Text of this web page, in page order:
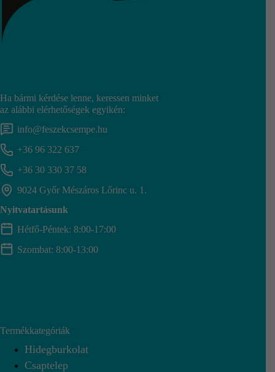
Ha bármi kérdése lenne, keressen minket
az alábbi elérhetőségek egyikén:
info@feszekcsempe.hu
+36 96 322 637
+36 30 330 37 58
9024 Győr Mészáros Lőrinc u. 1.
Nyitvatartásunk
Hétfő-Péntek: 8:00-17:00
Szombat: 8:00-13:00
Termékkategóriák
Hidegburkolat
Csaptelep